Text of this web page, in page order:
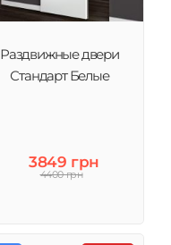
Раздвижные двери
Стандарт Белые
3849 грн
4400 грн